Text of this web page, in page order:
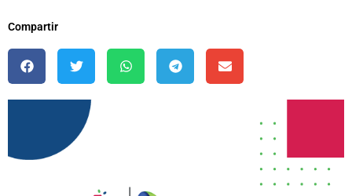
Compartir